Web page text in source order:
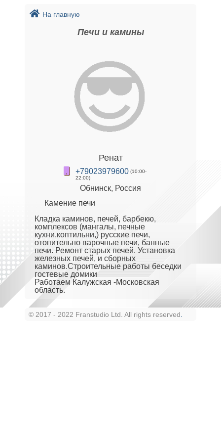
На главную
Печи и камины
Ренат
+79023979600 (10:00-
22:00)
Обнинск, Россия
Камение печи
Кладка каминов, печей, барбекю,
комплексов (мангалы, печные
кухни,коптильни,) русские печи,
отопительно варочные печи, банные
печи. Ремонт старых печей. Установка
железных печей, и сборных
каминов.Строительные работы беседки
гостевые домики
Работаем Калужская -Московская
область.
© 2017 - 2022 Franstudio Ltd. All rights reserved